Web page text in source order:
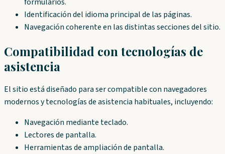
Identificación del idioma principal de las páginas.
Navegación coherente en las distintas secciones del sitio.
Compatibilidad con tecnologías de
asistencia
El sitio está diseñado para ser compatible con navegadores
modernos y tecnologías de asistencia habituales, incluyendo:
Navegación mediante teclado.
Lectores de pantalla.
Herramientas de ampliación de pantalla.